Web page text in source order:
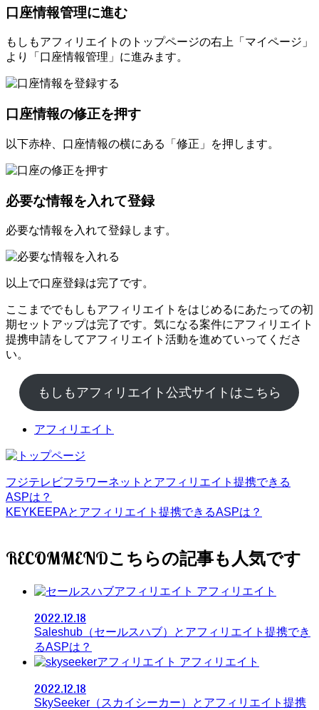
口座情報管理に進む
もしもアフィリエイトのトップページの右上「マイページ」
より「口座情報管理」に進みます。
口座情報の修正を押す
以下赤枠、口座情報の横にある「修正」を押します。
必要な情報を入れて登録
必要な情報を入れて登録します。
以上で口座登録は完了です。
ここまででもしもアフィリエイトをはじめるにあたっての初
期セットアップは完了です。気になる案件にアフィリエイト
提携申請をしてアフィリエイト活動を進めていってくださ
い。
もしもアフィリエイト公式サイトはこちら
アフィリエイト
フジテレビフラワーネットとアフィリエイト提携できる
ASPは？
KEYKEEPAとアフィリエイト提携できるASPは？
RECOMMEND
アフィリエイト
2022.12.18
Saleshub（セールスハブ）とアフィリエイト提携でき
るASPは？
アフィリエイト
2022.12.18
SkySeeker（スカイシーカー）とアフィリエイト提携